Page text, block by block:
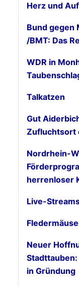
Herz und
Bund gegen
/BMT: Das
WDR in
Talkatzen
Gut
Zufluchtsort
Nordrhein-
herrenloser
Live-
Fledermäuse
Neuer
in Gründung